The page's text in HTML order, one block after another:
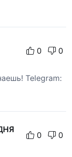
0 0
Telegram:
0 0